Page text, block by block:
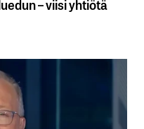
– viisi yhtiötä